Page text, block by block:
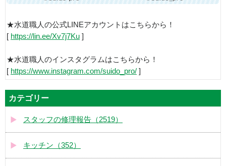
★水道職人の公式LINEアカウントはこちらから！
[ https://lin.ee/Xv7j7Ku ]
★水道職人のインスタグラムはこちらから！
[ https://www.instagram.com/suido_pro/ ]
カテゴリー
スタッフの修理報告（2519）
キッチン（352）